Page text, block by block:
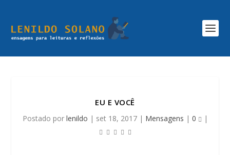
EU E VOCÊ
Postado por lenildo | set 18, 2017| Mensagens | 0 |